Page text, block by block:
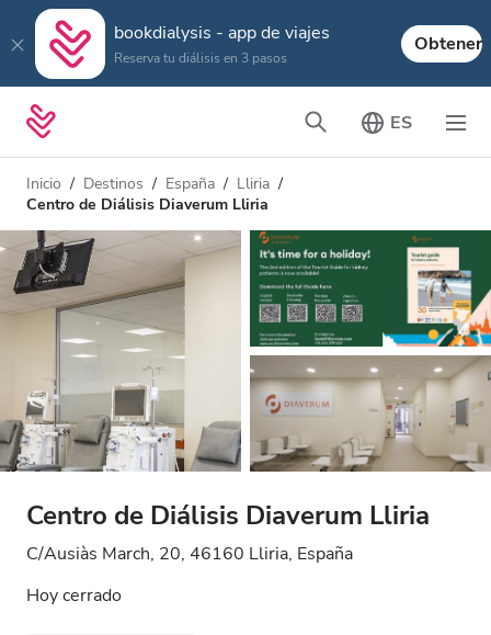
bookdialysis - app de viajes
Reserva tu diálisis en 3 pasos
Obtener
ES
Inicio Destinos España
Lliria
Centro de Diálisis Diaverum Lliria
Centro de Diálisis Diaverum Lliria
C/Ausiàs March, 20, 46160 Lliria, España
Hoy cerrado